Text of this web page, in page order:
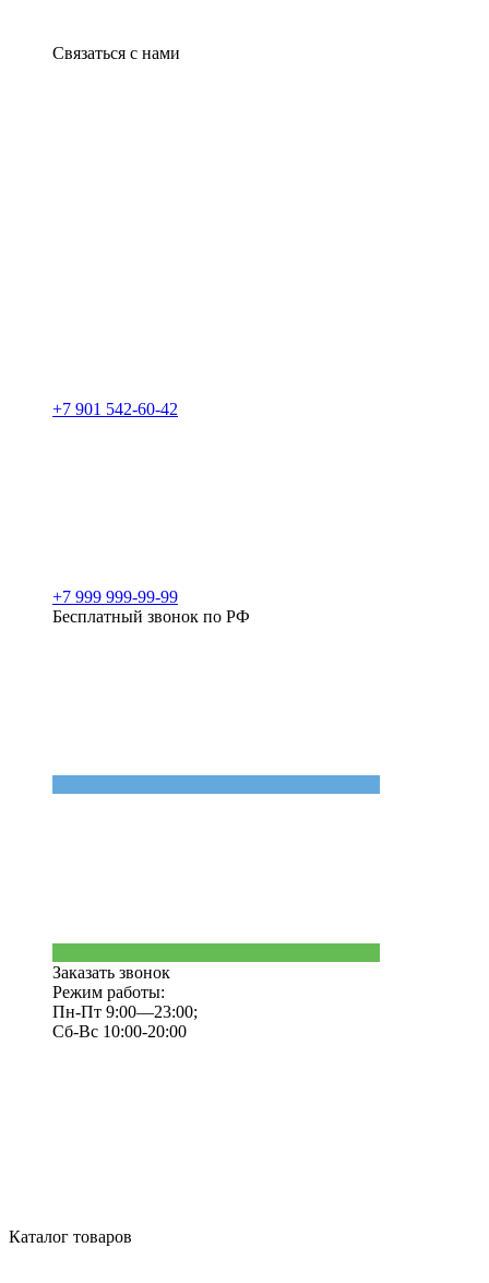
Связаться с нами
+7 901 542-60-42
+7 999 999-99-99
Бесплатный звонок по РФ
Заказать звонок
Режим работы:
Пн-Пт 9:00—23:00;
Сб-Вс 10:00-20:00
Каталог товаров